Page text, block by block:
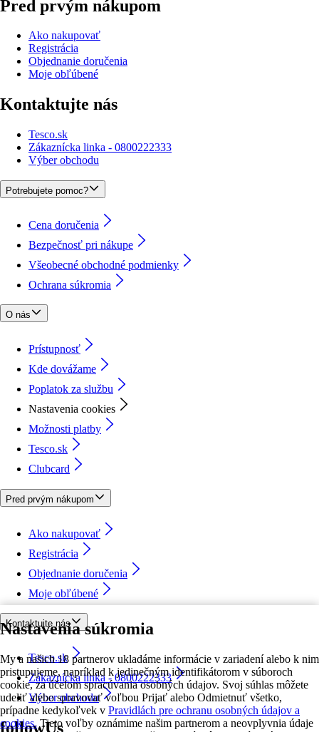
Nastavenia súkromia
My a našich 18 partnerov ukladáme informácie v zariadení alebo k nim
pristupujeme, napríklad k jedinečným identifikátorom v súboroch
cookie, za účelom spracúvania osobných údajov. Svoj súhlas môžete
udeliť alebo spravovať voľbou Prijať alebo Odmietnuť všetko,
prípadne kedykoľvek v Pravidlách pre ochranu osobných údajov a
cookies. Tieto voľby oznámime našim partnerom a neovplyvnia údaje
Pred prvým nákupom
Ako nakupovať
Registrácia
Objednanie doručenia
Moje obľúbené
Kontaktujte nás
Tesco.sk
Zákaznícka linka - 0800222333
Výber obchodu
Potrebujete pomoc?
Cena doručenia
Bezpečnosť pri nákupe
Všeobecné obchodné podmienky
Ochrana súkromia
O nás
Prístupnosť
Kde dovážame
Poplatok za službu
Nastavenia cookies
Možnosti platby
Tesco.sk
Clubcard
Pred prvým nákupom
Ako nakupovať
Registrácia
Objednanie doručenia
Moje obľúbené
Kontaktujte nás
Tesco.sk
Zákaznícka linka - 0800222333
Výber obchodu
followUs